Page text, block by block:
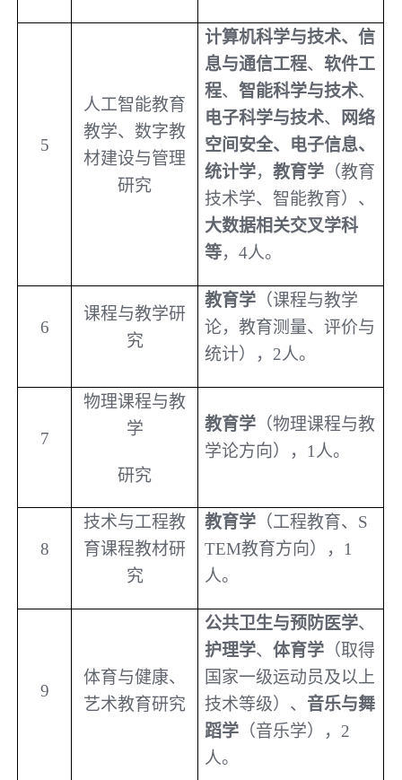
5
人工智能教育
教学、数字教
材建设与管理
研究
计算机科学与技术、信
息与通信工程、软件工
程、智能科学与技术、
电子科学与技术、
网络
空间安全、电子信息、
统计学，教育学 （教育
技术学、智能教育）、
大数据相关交叉学科
等，4人。
6
课程与教学研
究
教育学 （课程与教学
论，教育测量、评价与
统计）， 2人。
7
物理课程与教
学
研究
教育学 （物理课程与教
学论方向）， 1 人。
8
技术与工程教
育课程教材研
究
教育学 （工程教育、 S
TEM教育方向）， 1
人。
9
体育与健康、
艺术教育研究
公共卫生与预防医学、
护理学、体育学 （取得
国家一级运动员及以上
技术等级）、 音乐与舞
蹈学 （音乐学）， 2
人。